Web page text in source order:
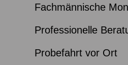
Fachmännische
Professionelle
Probefahrt vor Ort